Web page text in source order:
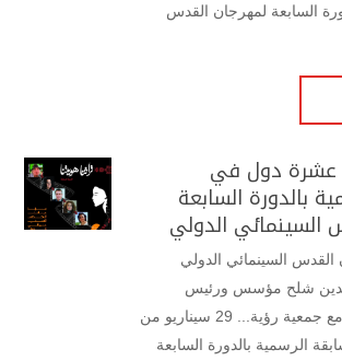
السابعة لمهرجان القدس
عشرة دول في
بالدورة السابعة
السينمائي الدولي
القدس السينمائي الدولي
شلح مؤسس ورئيس
المهرجان وبالتعاون مع جمعية رؤية... 29 سيناريو من
الرسمية بالدورة السابعة